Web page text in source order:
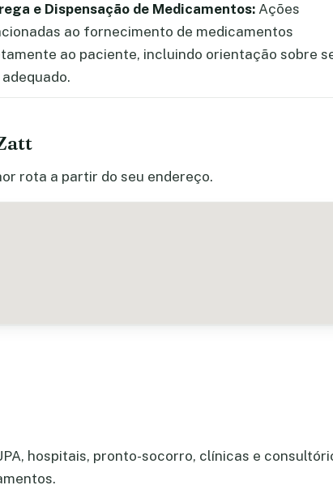
e Dispensação de Medicamentos:Ações
ao fornecimento de medicamentos
ao paciente, incluindo orientação sobre
adequado.
rota a partir do seu endereço.
hospitais, pronto-socorro, clínicas e